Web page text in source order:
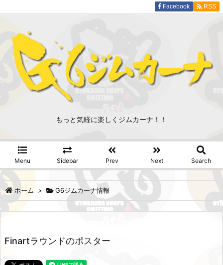
もっと気軽に楽しくジムカーナ！！
Menu Sidebar Prev Next Search
Facebook RSS
ホーム > G6ジムカーナ情報
Finartラウンドのポスター